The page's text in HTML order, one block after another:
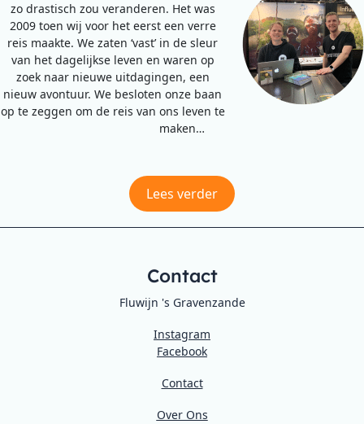
zo drastisch zou veranderen. Het was
2009 toen wij voor het eerst een verre
reis maakte. We zaten ‘vast’ in de sleur
van het dagelijkse leven en waren op
zoek naar nieuwe uitdagingen, een
nieuw avontuur. We besloten onze baan
op te zeggen om de reis van ons leven te
maken…
Lees verder
Contact
Fluwijn 's Gravenzande
Instagram
Facebook
Contact
Over Ons